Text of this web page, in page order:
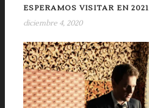
ESPERAMOS VISITAR EN 2021
diciembre 4, 2020